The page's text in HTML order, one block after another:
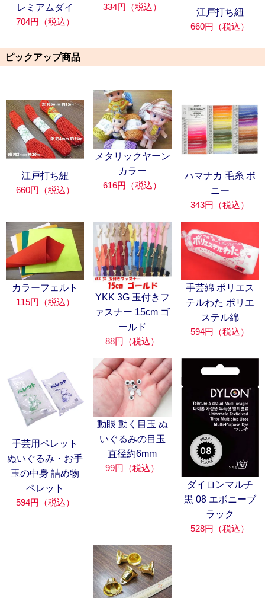
レミアムダイ
704円（税込）
334円（税込）
江戸打ち紐
660円（税込）
ピックアップ商品
江戸打ち紐
660円（税込）
メタリックヤーン
カラー
616円（税込）
ハマナカ 毛糸 ボ
ニー
343円（税込）
カラーフェルト
115円（税込）
YKK 3G 玉付きフ
ァスナー 15cm ゴ
ールド
88円（税込）
手芸綿 ポリエス
テルわた ポリエ
ステル綿
594円（税込）
手芸用ペレット
ぬいぐるみ・お手
玉の中身 詰め物
ペレット
594円（税込）
動眼 動く目玉 ぬ
いぐるみの目玉
直径約6mm
99円（税込）
ダイロンマルチ
黒 08 エボニーブ
ラック
528円（税込）